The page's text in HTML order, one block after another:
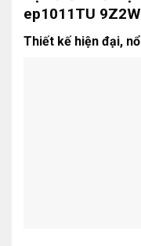
ep1011TU
Thiết kế hiện đại,